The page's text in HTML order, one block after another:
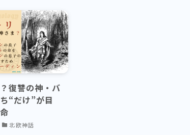
復讐の神・バ
“だけ”が目
北欧神話